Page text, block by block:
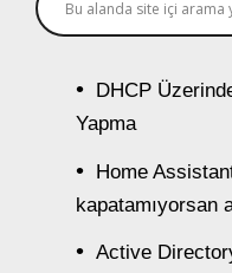
DHCP
Yapma
Home
kapatamıyorsan
Active